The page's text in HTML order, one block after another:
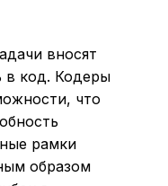
вносят
в код. Кодеры
что
рамки
образом